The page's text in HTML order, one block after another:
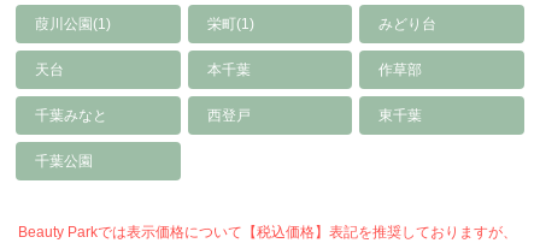
葭川公園(1) 栄町(1) みどり台
天台 本千葉 作草部
千葉みなと 西登戸 東千葉
千葉公園
Beauty Parkでは表示価格について【税込価格】表記を推奨しておりますが、